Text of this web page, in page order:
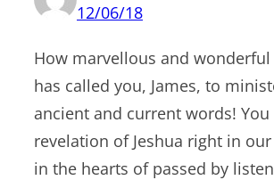
12/06/18
How marvellous and wonderful
has called you, James, to
ancient and current words!
revelation of Jeshua right in
in the hearts of passed by